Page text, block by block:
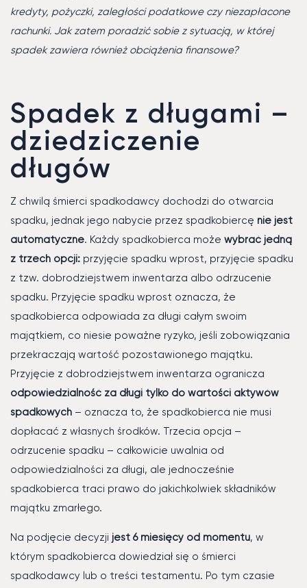
kredyty, pożyczki, zaległości podatkowe czy niezapłacone
rachunki. Jak zatem poradzić sobie z sytuacją, w której
spadek zawiera również obciążenia finansowe?
Spadek z długami –
dziedziczenie
długów
Z chwilą śmierci spadkodawcy dochodzi do otwarcia
spadku, jednak jego nabycie przez spadkobiercę nie jest
automatyczne. Każdy spadkobierca może wybrać jedną
z trzech opcji: przyjęcie spadku wprost, przyjęcie spadku
z tzw. dobrodziejstwem inwentarza albo odrzucenie
spadku. Przyjęcie spadku wprost oznacza, że
spadkobierca odpowiada za długi całym swoim
majątkiem, co niesie poważne ryzyko, jeśli zobowiązania
przekraczają wartość pozostawionego majątku.
Przyjęcie z dobrodziejstwem inwentarza ogranicza
odpowiedzialność za długi tylko do wartości aktywów
spadkowych – oznacza to, że spadkobierca nie musi
dopłacać z własnych środków. Trzecia opcja –
odrzucenie spadku – całkowicie uwalnia od
odpowiedzialności za długi, ale jednocześnie
spadkobierca traci prawo do jakichkolwiek składników
majątku zmarłego.
Na podjęcie decyzji jest 6 miesięcy od momentu, w
którym spadkobierca dowiedział się o śmierci
spadkodawcy lub o treści testamentu. Po tym czasie